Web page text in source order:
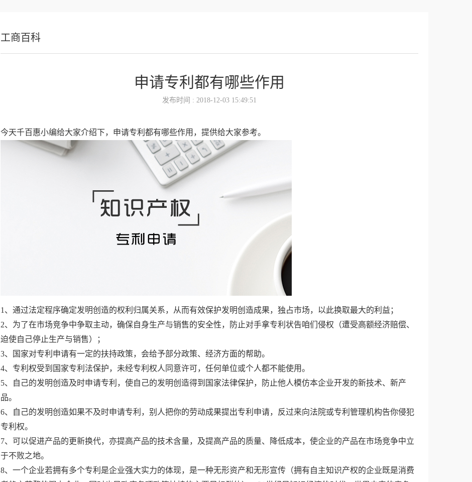
工商百科
申请专利都有哪些作用
发布时间 : 2018-12-03 15:49:51
今天千百惠小编给大家介绍下，申请专利都有哪些作用，提供给大家参考。
1、通过法定程序确定发明创造的权利归属关系，从而有效保护发明创造成果，独占市场，以此换取最大的利益；
2、为了在市场竞争中争取主动，确保自身生产与销售的安全性，防止对手拿专利状告咱们侵权（遭受高额经济赔偿、
迫使自己停止生产与销售）；
3、国家对专利申请有一定的扶持政策，会给予部分政策、经济方面的帮助。
4、专利权受到国家专利法保护，未经专利权人同意许可，任何单位或个人都不能使用。
5、自己的发明创造及时申请专利，使自己的发明创造得到国家法律保护，防止他人模仿本企业开发的新技术、新产
品。
6、自己的发明创造如果不及时申请专利，别人把你的劳动成果提出专利申请，反过来向法院或专利管理机构告你侵犯
专利权。
7、可以促进产品的更新换代，亦提高产品的技术含量，及提高产品的质量、降低成本，使企业的产品在市场竞争中立
于不败之地。
8、一个企业若拥有多个专利是企业强大实力的体现，是一种无形资产和无形宣传（拥有自主知识产权的企业既是消费